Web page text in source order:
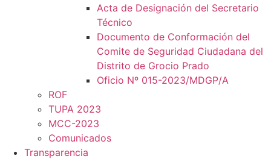
Acta de Designación del Secretario
Técnico
Documento de Conformación del
Comite de Seguridad Ciudadana del
Distrito de Grocio Prado
Oficio Nº 015-2023/MDGP/A
ROF
TUPA 2023
MCC-2023
Comunicados
Transparencia